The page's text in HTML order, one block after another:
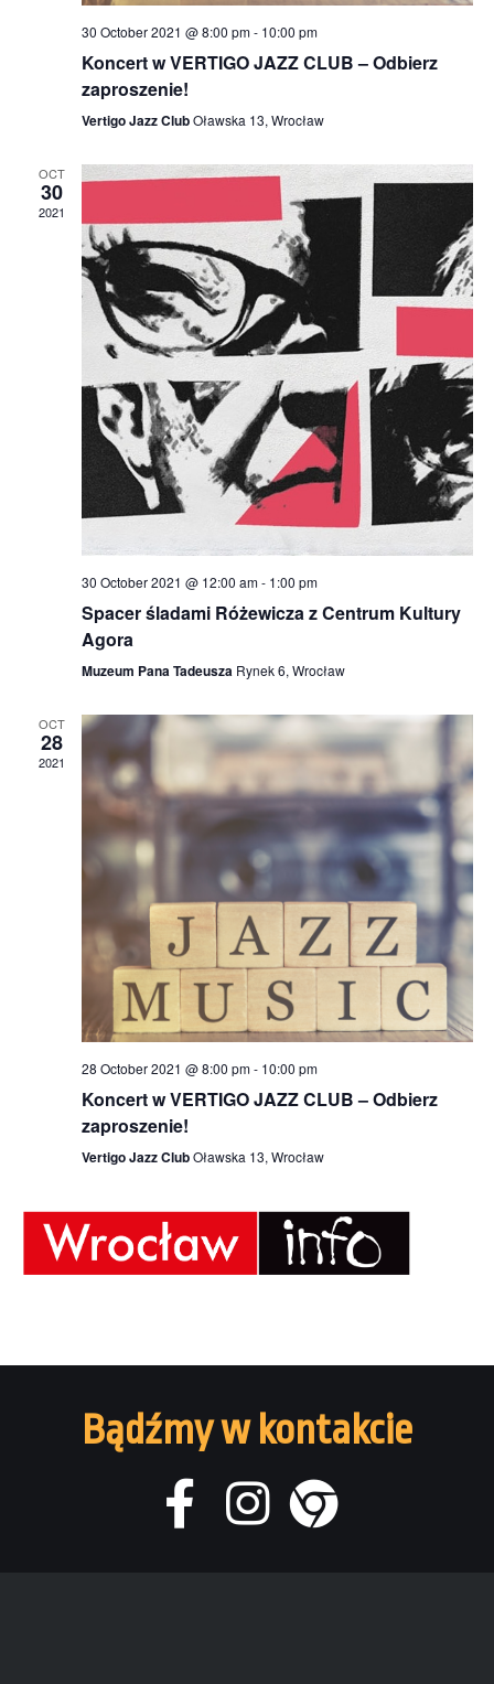
30 October 2021 @ 8:00 pm- 10:00 pm
Koncert w VERTIGO JAZZ CLUB – Odbierz
zaproszenie!
Vertigo Jazz ClubOławska 13, Wrocław
OCT
30
2021
30 October 2021 @ 12:00 am- 1:00 pm
Spacer śladami Różewicza z Centrum Kultury
Agora
Muzeum Pana Tadeusza Rynek 6, Wrocław
OCT
28
2021
28 October 2021 @ 8:00 pm- 10:00 pm
Koncert w VERTIGO JAZZ CLUB – Odbierz
zaproszenie!
Vertigo Jazz ClubOławska 13, Wrocław
Bądźmy w kontakcie